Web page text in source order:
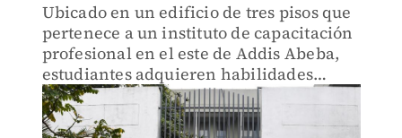
Ubicado en un edificio de tres pisos que
pertenece a un instituto de capacitación
profesional en el este de Addis Abeba,
estudiantes adquieren habilidades
industriales y aprenden sobre
tecnologías robóticas